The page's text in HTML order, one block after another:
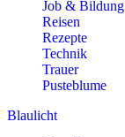
Job & Bildung
Reisen
Rezepte
Technik
Trauer
Pusteblume
Blaulicht